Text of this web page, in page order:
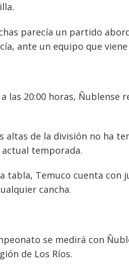
parecía un partido
ante un equipo que viene
las 20:00 horas, Ñublense
altas de la división no ha
temporada.
tabla, Temuco cuenta con
cancha.
se medirá con
de Los Ríos.